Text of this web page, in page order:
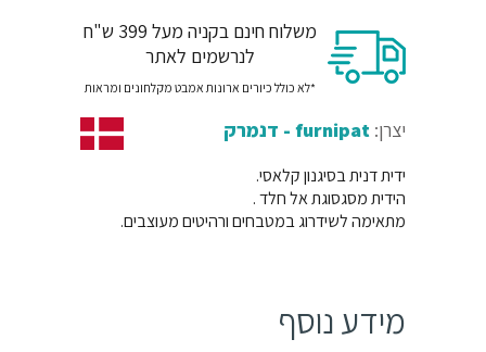
משלוח חינם בקניה מעל 399 ש"ח
לנרשמים לאתר
*לא כולל כיורים ארונות אמבט מקלחונים ומראות
יצרן: furnipat - דנמרק
ידית דנית בסיגנון קלאסי.
הידית מסגסוגת אל חלד .
מתאימה לשידרוג במטבחים ורהיטים מעוצבים.
מידע נוסף